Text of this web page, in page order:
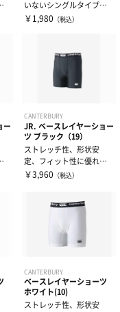
いないシングルタイプの
定番2ラインストッキング
￥1,980 （税込）
ー
CANTERBURY
JR. ベースレイヤーショー
ツ ブラック（19）
ストレッチ性、形状安
定、フィット性に優れたL
YCRA（ライクラ）素材を
￥3,960 （税込）
CANTERBURY
ベースレイヤーショーツ
ホワイト(10)
ストレッチ性、形状安